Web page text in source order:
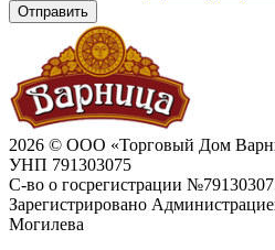
Отправить
2026 © ООО «Торговый Дом
УНП 791303075
С-во о госрегистрации
Зарегистрировано
Могилева